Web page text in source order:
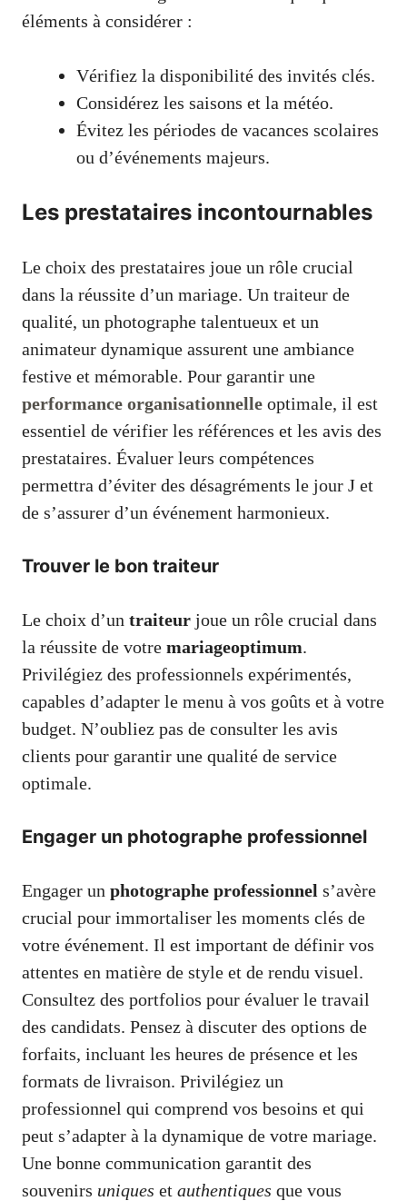
éléments à considérer :
Vérifiez la disponibilité des invités clés.
Considérez les saisons et la météo.
Évitez les périodes de vacances scolaires
ou d’événements majeurs.
Les prestataires incontournables
Le choix des prestataires joue un rôle crucial
dans la réussite d’un mariage. Un traiteur de
qualité, un photographe talentueux et un
animateur dynamique assurent une ambiance
festive et mémorable. Pour garantir une
performance organisationnelle optimale, il est
essentiel de vérifier les références et les avis des
prestataires. Évaluer leurs compétences
permettra d’éviter des désagréments le jour J et
de s’assurer d’un événement harmonieux.
Trouver le bon traiteur
Le choix d’un traiteur joue un rôle crucial dans
la réussite de votre mariageoptimum.
Privilégiez des professionnels expérimentés,
capables d’adapter le menu à vos goûts et à votre
budget. N’oubliez pas de consulter les avis
clients pour garantir une qualité de service
optimale.
Engager un photographe professionnel
Engager un photographe professionnel s’avère
crucial pour immortaliser les moments clés de
votre événement. Il est important de définir vos
attentes en matière de style et de rendu visuel.
Consultez des portfolios pour évaluer le travail
des candidats. Pensez à discuter des options de
forfaits, incluant les heures de présence et les
formats de livraison. Privilégiez un
professionnel qui comprend vos besoins et qui
peut s’adapter à la dynamique de votre mariage.
Une bonne communication garantit des
souvenirs uniques et authentiques que vous